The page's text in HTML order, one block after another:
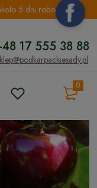
5 dni roboczych.
17 555 38 88
0